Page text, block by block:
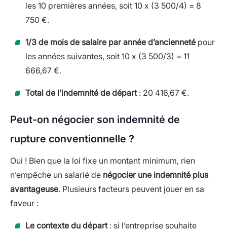
les 10 premières années, soit 10 x (3 500/4) = 8
750 €.
1/3 de mois de salaire par année d’ancienneté pour
les années suivantes, soit 10 x (3 500/3) = 11
666,67 €.
Total de l’indemnité de départ: 20 416,67 €.
Peut-on négocier son indemnité de
rupture conventionnelle ?
Oui ! Bien que la loi fixe un montant minimum, rien
n’empêche un salarié de négocier une indemnité plus
avantageuse. Plusieurs facteurs peuvent jouer en sa
faveur :
Le contexte du départ: si l’entreprise souhaite